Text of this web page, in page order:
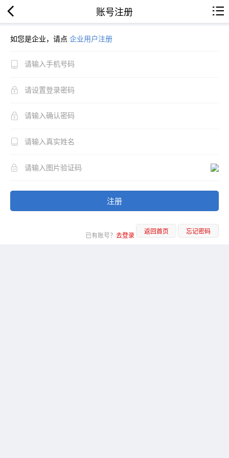
账号注册
如您是企业，请点 企业用户注册
注册
已有账号？ 去登录 返回首页 忘记密码